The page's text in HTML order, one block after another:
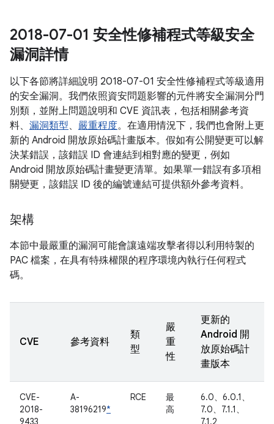
2018-07-01 安全性修補程式等級安全
漏洞詳情
以下各節將詳細說明 2018-07-01 安全性修補程式等級適用
的安全漏洞。我們依照資安問題影響的元件將安全漏洞分門
別類，並附上問題說明和 CVE 資訊表，包括相關參考資
料、 漏洞類型、 嚴重程度。在適用情況下，我們也會附上更
新的 Android 開放原始碼計畫版本。假如有公開變更可以解
決某錯誤，該錯誤 ID 會連結到相對應的變更，例如
Android 開放原始碼計畫變更清單。如果單一錯誤有多項相
關變更，該錯誤 ID 後的編號連結可提供額外參考資料。
架構
本節中最嚴重的漏洞可能會讓遠端攻擊者得以利用特製的
PAC 檔案，在具有特殊權限的程序環境內執行任何程式
碼。
CVE 參考資料
類
型
嚴
重
性
更新的
Android 開
放原始碼計
畫版本
CVE-
2018-
9433
A-
38196219*
RCE
最
高
6.0、6.0.1、
7.0、7.1.1、
7.1.2